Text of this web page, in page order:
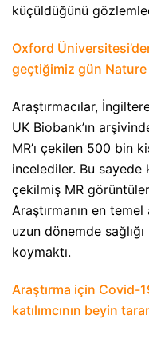
küçüldüğünü
Oxford
geçtiğimiz gün Nature
Araştırmacılar,
UK Biobank’ın
MR’ı çekilen 500 bin
incelediler. Bu
çekilmiş MR
Araştırmanın en temel
uzun dönemde
koymaktı.
Araştırma için Covid-
katılımcının beyin